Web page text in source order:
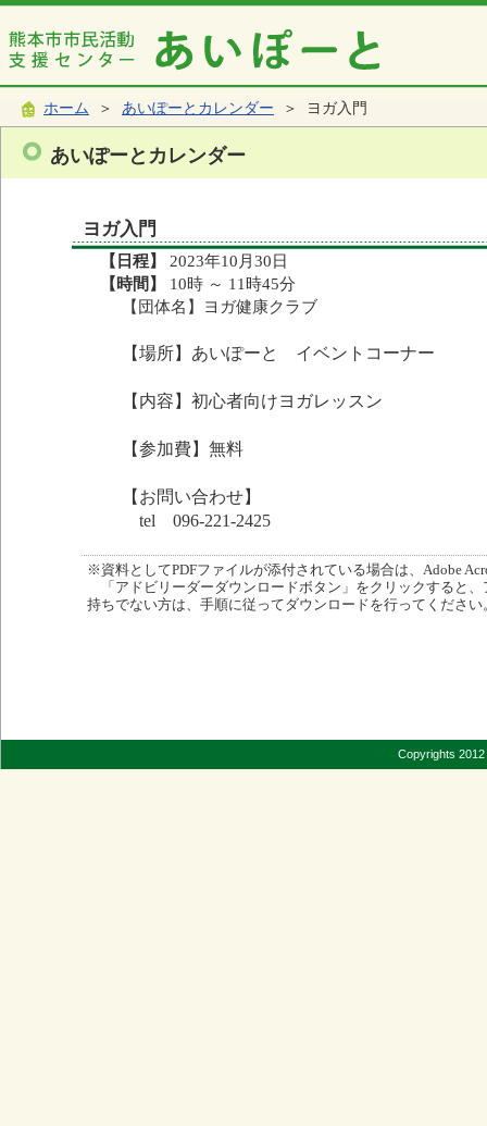
ホーム ＞ あいぽーとカレンダー ＞ ヨガ入門
あいぽーとカレンダー
ヨガ入門
【日程】
2023年10月30日
【時間】
10時 ～ 11時45分
【団体名】ヨガ健康クラブ
【場所】あいぽーと イベントコーナー
【内容】初心者向けヨガレッスン
【参加費】無料
【お問い合わせ】
tel 096-221-2425
※資料としてPDFファイルが添付されている場合は、Adobe
「アドビリーダーダウンロードボタン」をクリックすると
持ちでない方は、手順に従ってダウンロードを行ってください
Copyrights